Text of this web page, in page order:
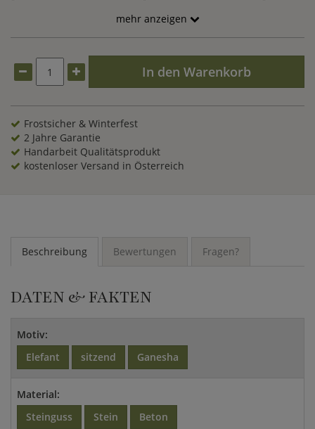
Elefantenkopf, ist einer der bekanntesten und beliebtesten
Götter der Hindus und wird in unserer aufwändig
und mit kindlichem Körper dargestellt. Die fröhlich-positive
und zugleich ruhige, gelassene und konzentrierte
Ausstrahlung der Ganesha Steinfigur steht für die vielfältigen
Segnungen, die im Hinduismus mit der Gottheit des Ganesha
in Verbindung gebracht werden. Mit einer Ganesha
Gartenfigur erwerben Sie eine hochwertige Gartenfigur aus
Steinguss. Eine Ganesha Steinskulptur ist pflegeleicht,
wetterbeständig sowie frostfest und garantiert Ihnen somit
mehr anzeigen
In den Warenkorb
Frostsicher & Winterfest
2 Jahre Garantie
Handarbeit Qualitätsprodukt
kostenloser Versand in Österreich
Beschreibung Bewertungen Fragen?
DATEN & FAKTEN
Motiv:
Elefant
sitzend Ganesha
Material:
Steinguss
Stein Beton